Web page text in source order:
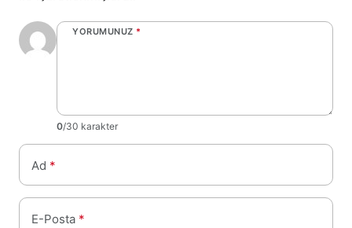
YORUMUNUZ *
0/30 karakter
Ad *
E-Posta *